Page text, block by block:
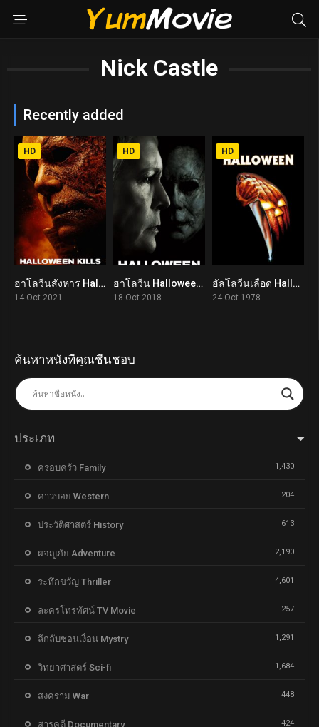
Nick Castle
Recently added
5.6
HD
ฮาโลวีนสังหาร Halloween Kills (2021)
14 Oct 2021
6.5
HD
ฮาโลวีน Halloween (2018)
18 Oct 2018
7.8
HD
ฮัลโลวีนเลือด Halloween (1978)
24 Oct 1978
ค้นหาหนังที่คุณชื่นชอบ
ประเภท
ครอบครัว Family 1,430
คาวบอย Western 204
ประวัติศาสตร์ History 613
ผจญภัย Adventure 2,190
ระทึกขวัญ Thriller 4,601
ละครโทรทัศน์ TV Movie 257
ลึกลับซ่อนเงื่อน Mystry 1,291
วิทยาศาสตร์ Sci-fi 1,684
สงคราม War 448
สารคดี Documentary 424